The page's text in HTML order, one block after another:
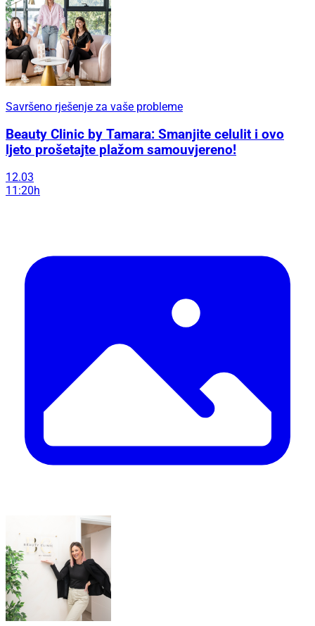
Savršeno rješenje za vaše probleme
Beauty Clinic by Tamara: Smanjite celulit i ovo
ljeto prošetajte plažom samouvjereno!
12.03
11:20h